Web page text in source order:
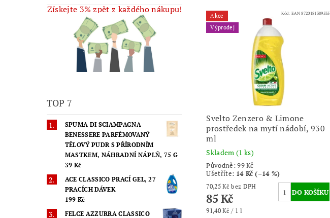
Získejte 3% zpět z každého nákupu!
TOP 7
SPUMA DI SCIAMPAGNA
BENESSERE PARFÉMOVANÝ
TĚLOVÝ PUDR S PŘÍRODNÍM
MASTKEM, NÁHRADNÍ NÁPLŇ, 75 G
39 Kč
ACE CLASSICO PRACÍ GEL, 27
PRACÍCH DÁVEK
199 Kč
FELCE AZZURRA CLASSICO
Akce
Výprodej
Kód:EAN 8720181389535
Svelto Zenzero & Limone
prostředek na mytí nádobí, 930
ml
Skladem (1 ks)
Původně:99 Kč
Ušetříte: 14 Kč (–14 %)
70,25 Kč bez DPH
85 Kč
91,40 Kč / 1 l